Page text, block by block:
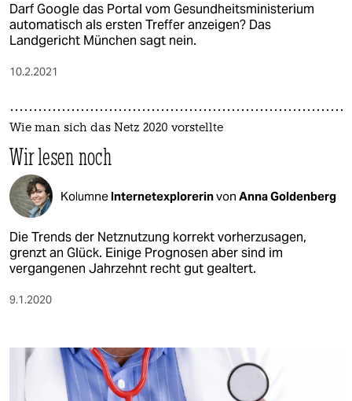
Darf Google das Portal vom Gesundheitsministerium
automatisch als ersten Treffer anzeigen? Das
Landgericht München sagt nein.
10.2.2021
Wie man sich das Netz 2020 vorstellte
Wir lesen noch
Kolumne Internetexplorerinvon Anna Goldenberg
Die Trends der Netznutzung korrekt vorherzusagen,
grenzt an Glück. Einige Prognosen aber sind im
vergangenen Jahrzehnt recht gut gealtert.
9.1.2020